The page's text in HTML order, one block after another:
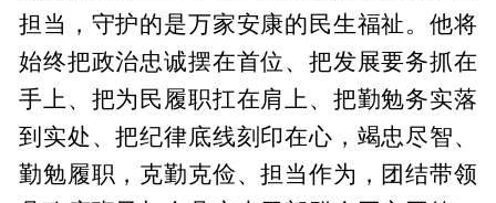
担当，守护的是万家安康的民生福祉。他将
始终把政治忠诚摆在首位、把发展要务抓在
手上、把为民履职扛在肩上、把勤勉务实落
到实处、把纪律底线刻印在心，竭忠尽智、
勤勉履职，克勤克俭、担当作为，团结带领